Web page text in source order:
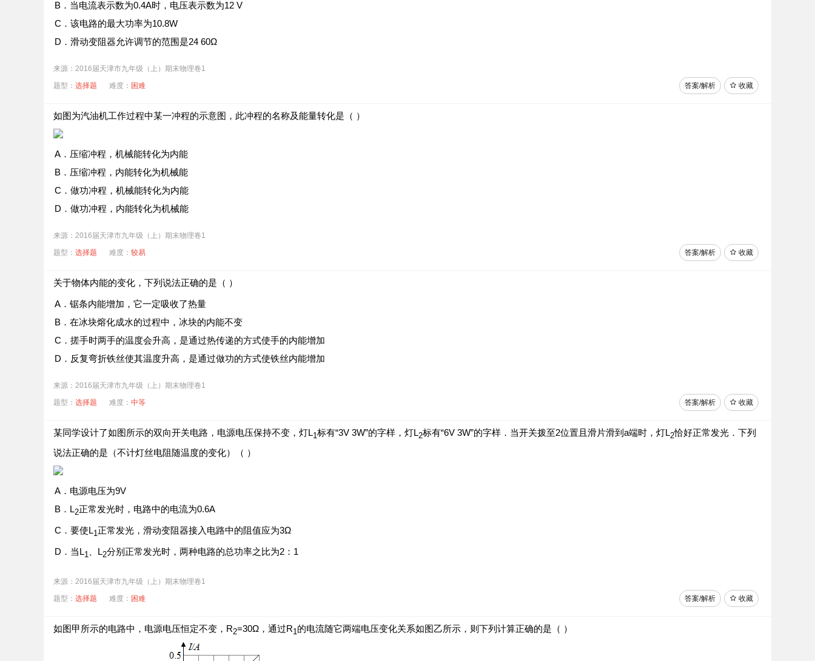
B．当电流表示数为0.4A时，电压表示数为12 V
C．该电路的最大功率为10.8W
D．滑动变阻器允许调节的范围是24 60Ω
来源：2016届天津市九年级（上）期末物理卷1
题型： 选择题 难度： 困难 收藏
答案/解析
如图为汽油机工作过程中某一冲程的示意图，此冲程的名称及能量转化是（ ）
A．压缩冲程，机械能转化为内能
B．压缩冲程，内能转化为机械能
C．做功冲程，机械能转化为内能
D．做功冲程，内能转化为机械能
来源：2016届天津市九年级（上）期末物理卷1
题型： 选择题 难度： 较易 收藏
答案/解析
关于物体内能的变化，下列说法正确的是（ ）
A．锯条内能增加，它一定吸收了热量
B．在冰块熔化成水的过程中，冰块的内能不变
C．搓手时两手的温度会升高，是通过热传递的方式使手的内能增加
D．反复弯折铁丝使其温度升高，是通过做功的方式使铁丝内能增加
来源：2016届天津市九年级（上）期末物理卷1
题型： 选择题 难度： 中等 收藏
答案/解析
某同学设计了如图所示的双向开关电路，电源电压保持不变，灯L1标有“3V 3W”的字样，灯L2标有“6V 3W”的字样．当开关拨至2位置且滑片滑到a端时，灯L2恰好正常发光．下列
说法正确的是（不计灯丝电阻随温度的变化）（ ）
A．电源电压为9V
B．L2正常发光时，电路中的电流为0.6A
C．要使L1正常发光，滑动变阻器接入电路中的阻值应为3Ω
D．当L1 、L2分别正常发光时，两种电路的总功率之比为2：1
来源：2016届天津市九年级（上）期末物理卷1
题型： 选择题 难度： 困难 收藏
答案/解析
如图甲所示的电路中，电源电压恒定不变，R2=30Ω，通过R1的电流随它两端电压变化关系如图乙所示，则下列计算正确的是（ ）